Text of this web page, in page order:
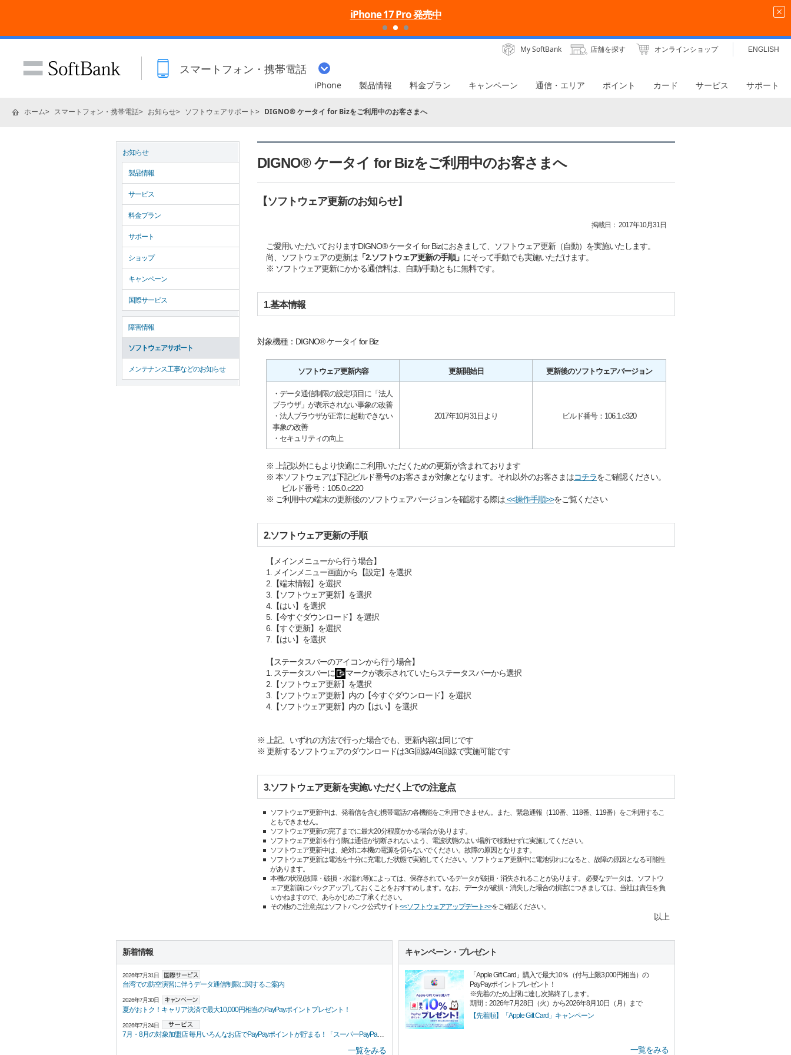
iPhone 17 Pro 発売中
スマートフォン・携帯電話
My SoftBank 店舗を探す オンラインショップ ENGLISH
iPhone 製品情報 料金プラン キャンペーン 通信・エリア ポイント カード サービス サポート
ホーム スマートフォン・携帯電話 お知らせ ソフトウェアサポート DIGNO® ケータイ for Bizをご利用中のお客さまへ
DIGNO® ケータイ for Bizをご利用中のお客さまへ
【ソフトウェア更新のお知らせ】
掲載日： 2017年10月31日
ご愛用いただいておりますDIGNO® ケータイ for Bizにおきまして、ソフトウェア更新（自動）を実施いたします。
尚、ソフトウェアの更新は 「2.ソフトウェア更新の手順」 にそって手動でも実施いただけます。
※ ソフトウェア更新にかかる通信料は、自動/手動ともに無料です。
1.基本情報
対象機種：DIGNO® ケータイ for Biz
ソフトウェア更新内容 更新開始日 更新後のソフトウェアバージョン
・データ通信制限の設定項目に「法人
ブラウザ」が表示されない事象の改善
・法人ブラウザが正常に起動できない
事象の改善
・セキュリティの向上
2017年10月31日より ビルド番号：106.1.c320
※ 上記以外にもより快適にご利用いただくための更新が含まれております
※ 本ソフトウェアは下記ビルド番号のお客さまが対象となります。それ以外のお客さまはコチラをご確認ください。
ビルド番号：105.0.c220
※ ご利用中の端末の更新後のソフトウェアバージョンを確認する際は<<操作手順>>をご覧ください
2.ソフトウェア更新の手順
【メインメニューから行う場合】
1. メインメニュー画面から【設定】を選択
2.【端末情報】を選択
3.【ソフトウェア更新】を選択
4.【はい】を選択
5.【今すぐダウンロード】を選択
6.【すぐ更新】を選択
7.【はい】を選択
【ステータスバーのアイコンから行う場合】
1. ステータスバーに
マークが表示されていたらステータスバーから選択
2.【ソフトウェア更新】を選択
3.【ソフトウェア更新】内の【今すぐダウンロード】を選択
4.【ソフトウェア更新】内の【はい】を選択
※ 上記、いずれの方法で行った場合でも、更新内容は同じです
※ 更新するソフトウェアのダウンロードは3G回線/4G回線で実施可能です
3.ソフトウェア更新を実施いただく上での注意点
ソフトウェア更新中は、発着信を含む携帯電話の各機能をご利用できません。また、緊急通報（110番、118番、119番）をご利用するこ
ともできません。
ソフトウェア更新の完了までに最大20分程度かかる場合があります。
ソフトウェア更新を行う際は通信が切断されないよう、電波状態のよい場所で移動せずに実施してください。
ソフトウェア更新中は、絶対に本機の電源を切らないでください。故障の原因となります。
ソフトウェア更新は電池を十分に充電した状態で実施してください。ソフトウェア更新中に電池切れになると、故障の原因となる可能性
があります。
本機の状況(故障・破損・水濡れ等)によっては、保存されているデータが破損・消失されることがあります。 必要なデータは、ソフトウ
ェア更新前にバックアップしておくことをおすすめします。なお、データが破損・消失した場合の損害につきましては、当社は責任を負
いかねますので、あらかじめご了承ください。
その他のご注意点はソフトバンク公式サイト<<ソフトウェアアップデート>>をご確認ください。
以上
お知らせ
製品情報
サービス
料金プラン
サポート
ショップ
キャンペーン
国際サービス
障害情報
ソフトウェアサポート
メンテナンス工事などのお知らせ
新着情報
2026年7月31日
台湾での防空演習に伴うデータ通信制限に関するご案内
2026年7月30日
夏がおトク！キャリア決済で最大10,000円相当のPayPayポイントプレゼント！
2026年7月24日
7月・8月の対象加盟店 毎月いろんなお店でPayPayポイントが貯まる！「スーパーPayPayクーポン」
一覧をみる
キャンペーン・プレゼント
「Apple Gift Card」購入で最大10％（付与上限3,000円相当）の
PayPayポイントプレゼント！
※先着のため上限に達し次第終了します。
期間：2026年7月28日（火）から2026年8月10日（月）まで
【先着順】「Apple Gift Card」キャンペーン
一覧をみる